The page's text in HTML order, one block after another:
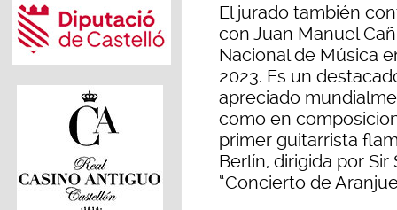
El jurado también
con Juan Manuel
Nacional de Música
2023. Es un
apreciado
como en
primer guitarrista
Berlín, dirigida por
“Concierto de